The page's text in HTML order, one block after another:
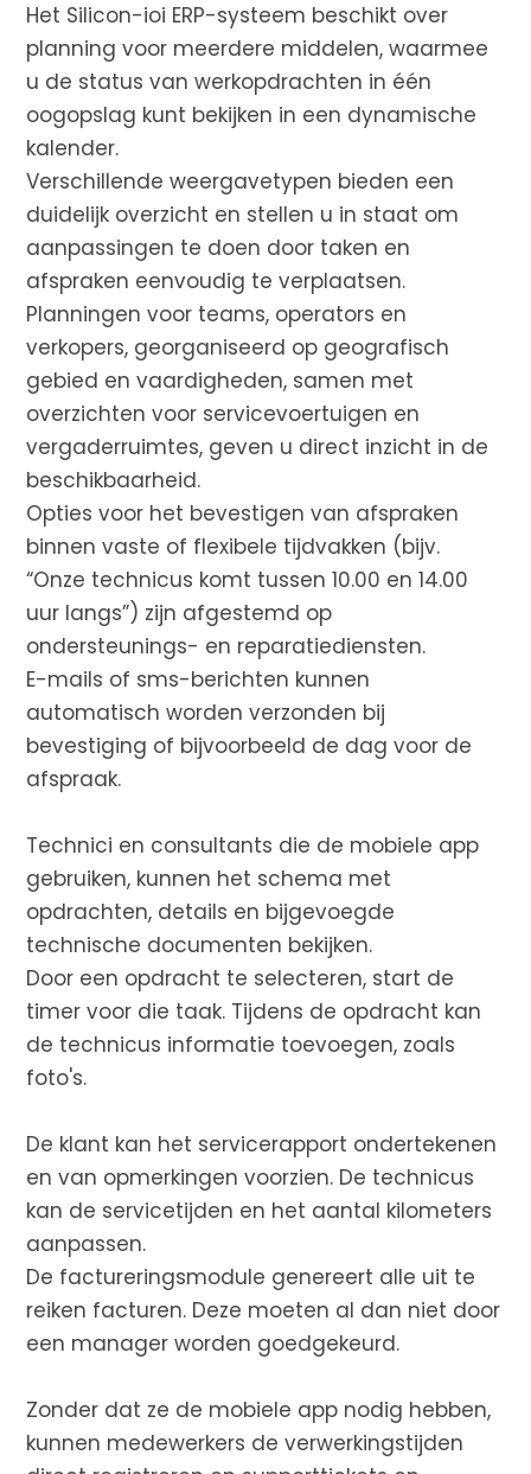
Het Silicon-ioi ERP-systeem beschikt over
planning voor meerdere middelen, waarmee
u de status van werkopdrachten in één
oogopslag kunt bekijken in een dynamische
kalender.
Verschillende weergavetypen bieden een
duidelijk overzicht en stellen u in staat om
aanpassingen te doen door taken en
afspraken eenvoudig te verplaatsen.
Planningen voor teams, operators en
verkopers, georganiseerd op geografisch
gebied en vaardigheden, samen met
overzichten voor servicevoertuigen en
vergaderruimtes, geven u direct inzicht in de
beschikbaarheid.
Opties voor het bevestigen van afspraken
binnen vaste of flexibele tijdvakken (bijv.
“Onze technicus komt tussen 10.00 en 14.00
uur langs”) zijn afgestemd op
ondersteunings- en reparatiediensten.
E-mails of sms-berichten kunnen
automatisch worden verzonden bij
bevestiging of bijvoorbeeld de dag voor de
afspraak.
Technici en consultants die de mobiele app
gebruiken, kunnen het schema met
opdrachten, details en bijgevoegde
technische documenten bekijken.
Door een opdracht te selecteren, start de
timer voor die taak. Tijdens de opdracht kan
de technicus informatie toevoegen, zoals
foto's.
De klant kan het servicerapport ondertekenen
en van opmerkingen voorzien. De technicus
kan de servicetijden en het aantal kilometers
aanpassen.
De factureringsmodule genereert alle uit te
reiken facturen. Deze moeten al dan niet door
een manager worden goedgekeurd.
Zonder dat ze de mobiele app nodig hebben,
kunnen medewerkers de verwerkingstijden